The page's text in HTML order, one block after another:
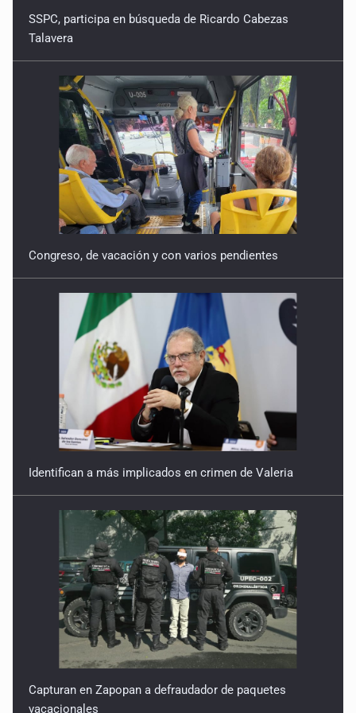
20 de Febrero de 2026
Otra geografía
13 de Febrero de 2026
Ecuación
30 de Enero de 2026
SSPC, participa en búsqueda de Ricardo Cabezas
Talavera
Congreso, de vacación y con varios pendientes
Identifican a más implicados en crimen de Valeria
Capturan en Zapopan a defraudador de paquetes
vacacionales